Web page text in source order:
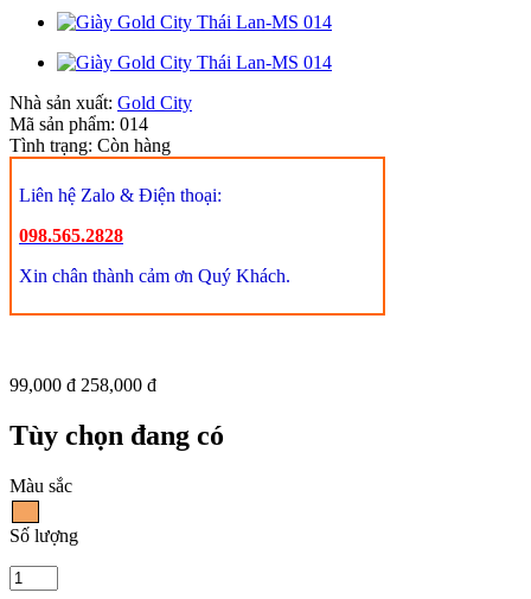
Nhà sản xuất: Gold City
Mã sản phẩm: 014
Tình trạng: Còn hàng
Liên hệ Zalo & Điện thoại:
098.565.2828
Xin chân thành cảm ơn Quý Khách.
99,000 đ 258,000 đ
Tùy chọn đang có
Màu sắc
Số lượng